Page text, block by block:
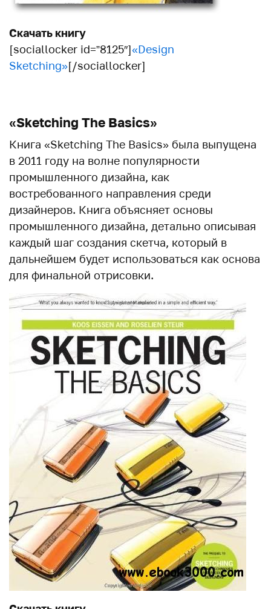
Скачать книгу
[sociallocker id=”8125″]«Design
Sketching»[/sociallocker]
«Sketching The Basics»
Книга «Sketching The Basics» была выпущена
в 2011 году на волне популярности
промышленного дизайна, как
востребованного направления среди
дизайнеров. Книга объясняет основы
промышленного дизайна, детально описывая
каждый шаг создания скетча, который в
дальнейшем будет использоваться как основа
для финальной отрисовки.